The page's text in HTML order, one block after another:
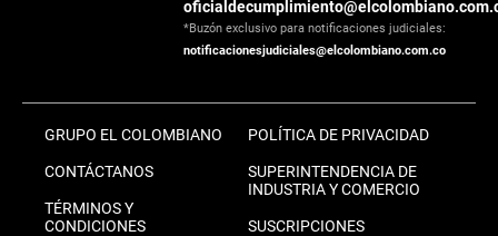
*Buzón exclusivo para notificaciones judiciales:
notificacionesjudiciales@elcolombiano.com.co
GRUPO EL COLOMBIANO
CONTÁCTANOS
TÉRMINOS Y
CONDICIONES
POLÍTICA DE PRIVACIDAD
SUPERINTENDENCIA DE
INDUSTRIA Y COMERCIO
SUSCRIPCIONES